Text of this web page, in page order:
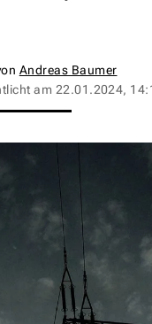
Andreas Baumer
am 22.01.2024,